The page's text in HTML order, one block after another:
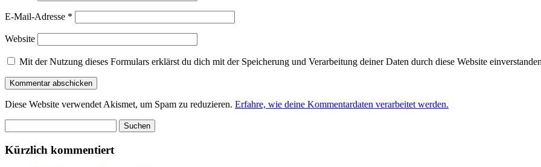
E-Mail-Adresse *
Website
Mit der Nutzung dieses Formulars erklärst du dich mit der Speicherung und Verarbeitung deiner Daten durch diese Website
Diese Website verwendet Akismet, um Spam zu reduzieren. Erfahre, wie deine Kommentardaten verarbeitet werden.
nach:
Kürzlich kommentiert